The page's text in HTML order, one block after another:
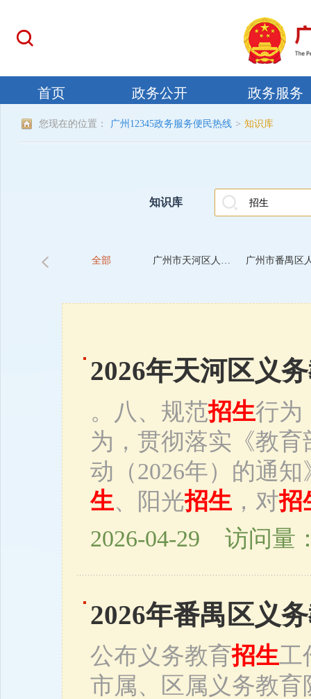
您现在的位置： 广州12345政务服务便民热线 > 知识库
知识库
全部 广州市天河区人民政府-区教育局
2026年天河区义
。八、规范招生行为
为，贯彻落实《教
动（2026年）的通
生、阳光招生 ，对招
2026-04-29 访问量
2026年番禺区义
公布义务教育招生工
市属、区属义务教育